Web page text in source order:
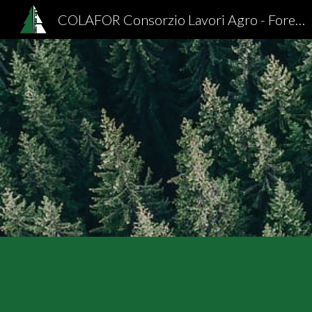
COLAFOR Consorzio Lavori Agro - Forestali